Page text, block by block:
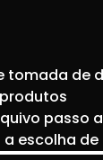
tomada de
passo
escolha